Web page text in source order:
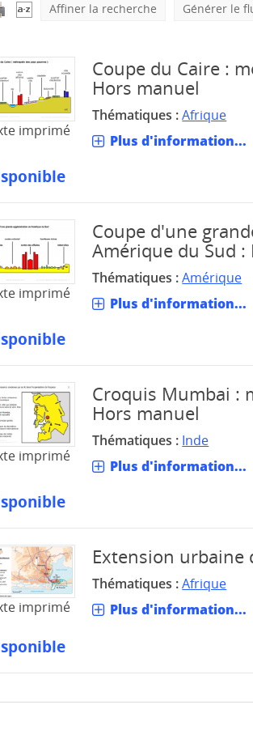
Affiner la recherche Générer le
imprimé
Coupe du Caire :
Hors manuel
Thématiques :Afrique
Plus d'information...
imprimé
Coupe d'une
Amérique du Sud :
Thématiques :Amérique
Plus d'information...
imprimé
Croquis Mumbai :
Hors manuel
Thématiques : Inde
Plus d'information...
imprimé
Extension urbaine
Thématiques :Afrique
Plus d'information...